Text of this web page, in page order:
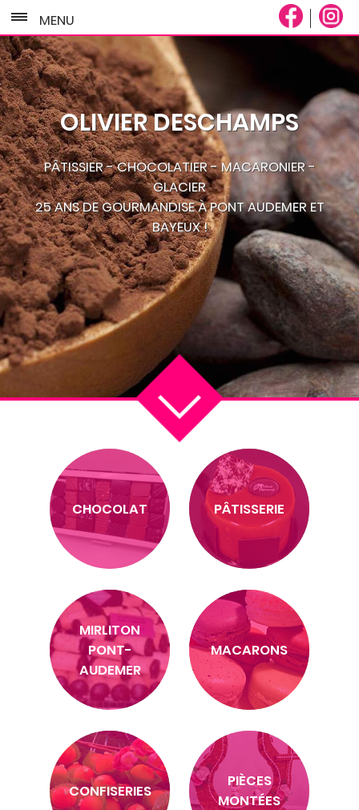
MENU
OLIVIER DESCHAMPS
PÂTISSIER - CHOCOLATIER - MACARONIER -
GLACIER
25 ANS DE GOURMANDISE À PONT AUDEMER ET
BAYEUX !
CHOCOLAT PÂTISSERIE
MIRLITON
PONT-
AUDEMER
MACARONS
CONFISERIES
PIÈCES
MONTÉES